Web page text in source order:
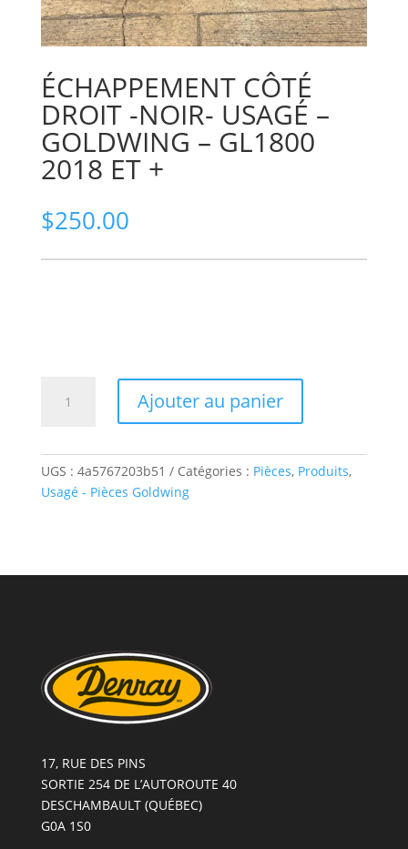
ÉCHAPPEMENT CÔTÉ
DROIT -NOIR- USAGÉ –
GOLDWING – GL1800
2018 ET +
$250.00
ÉCHAPPEMENT
DROIT
-
GOLDWING
+
Ajouter au panier
UGS : 4a5767203b51 Catégories : Pièces, Produits,
Usagé - Pièces Goldwing
17, RUE DES PINS
SORTIE 254 DE L’AUTOROUTE 40
DESCHAMBAULT (QUÉBEC)
G0A 1S0